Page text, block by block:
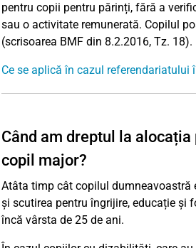
pentru copii pentru părinți, fără a
sau o activitate remunerată. Copilul
(scrisoarea BMF din 8.2.2016, Tz. 18).
Ce se aplică în cazul referendariatului
Când am dreptul la
copil major?
Atâta timp cât copilul dumneavoastră
și scutirea pentru îngrijire, educație și
încă vârsta de 25 de ani.